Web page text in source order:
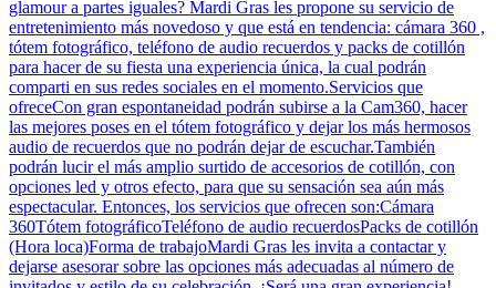
glamour a partes iguales? Mardi Gras les propone su servicio de
entretenimiento más novedoso y que está en tendencia: cámara 360 ,
tótem fotográfico, teléfono de audio recuerdos y packs de cotillón
para hacer de su fiesta una experiencia única, la cual podrán
comparti en sus redes sociales en el momento.Servicios que
ofreceCon gran espontaneidad podrán subirse a la Cam360, hacer
las mejores poses en el tótem fotográfico y dejar los más hermosos
audio de recuerdos que no podrán dejar de escuchar.También
podrán lucir el más amplio surtido de accesorios de cotillón, con
opciones led y otros efecto, para que su sensación sea aún más
espectacular. Entonces, los servicios que ofrecen son:Cámara
360Tótem fotográficoTeléfono de audio recuerdosPacks de cotillón
(Hora loca)Forma de trabajoMardi Gras les invita a contactar y
dejarse asesorar sobre las opciones más adecuadas al número de